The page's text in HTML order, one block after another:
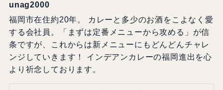
unag2000
福岡市在住約20年。 カレーと多少のお酒をこよなく愛
する会社員。「まずは定番メニューから攻める」が信
条ですが、これからは新メニューにもどんどんチャレ
ンジしていきます！ インデアンカレーの福岡進出を心
より祈念しております。